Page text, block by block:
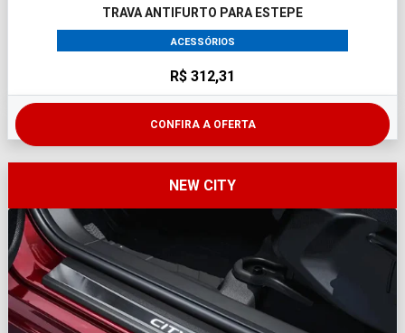
TRAVA ANTIFURTO PARA ESTEPE
ACESSÓRIOS
R$ 312,31
CONFIRA A OFERTA
NEW CITY